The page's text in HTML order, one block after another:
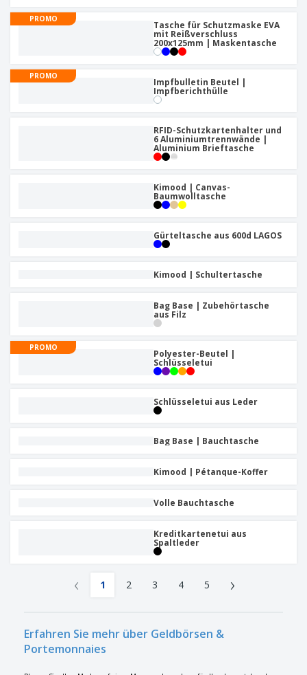
PROMO
Tasche für Schutzmaske EVA
mit Reißverschluss
200x125mm | Maskentasche
PROMO
Impfbulletin Beutel |
Impfberichthülle
RFID-Schutzkartenhalter und
6 Aluminiumtrennwände |
Aluminium Brieftasche
Kimood | Canvas-
Baumwolltasche
Gürteltasche aus 600d LAGOS
Kimood | Schultertasche
Bag Base | Zubehörtasche
aus Filz
PROMO
Polyester-Beutel |
Schlüsseletui
Schlüsseletui aus Leder
Bag Base | Bauchtasche
Kimood | Pétanque-Koffer
Volle Bauchtasche
Kreditkartenetui aus
Spaltleder
‹ 1 2 3 4 5 ›
Erfahren Sie mehr über Geldbörsen &
Portemonnaies